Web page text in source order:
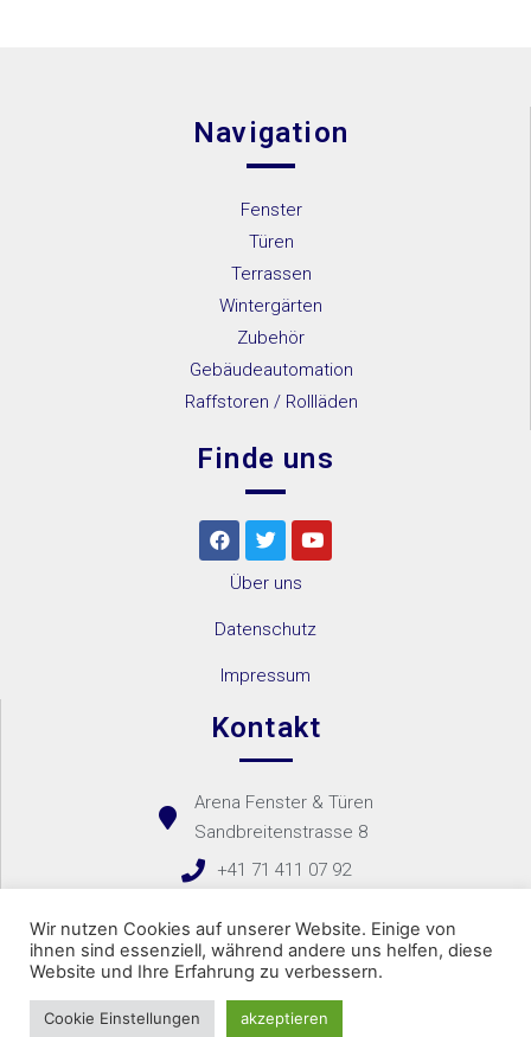
IGLO
Navigation
Fenster
Türen
Terrassen
Wintergärten
Zubehör
Gebäudeautomation
Raffstoren / Rollläden
Finde uns
Über uns
Datenschutz
Impressum
Kontakt
Arena Fenster & Türen
Sandbreitenstrasse 8
+41 71 411 07 92
Copyright 2021 – Arena Fenster & Türen Bachir
Website created byVARANO Networks
Wir nutzen Cookies auf unserer Website. Einige von
ihnen sind essenziell, während andere uns helfen, diese
Website und Ihre Erfahrung zu verbessern.
Cookie Einstellungen akzeptieren